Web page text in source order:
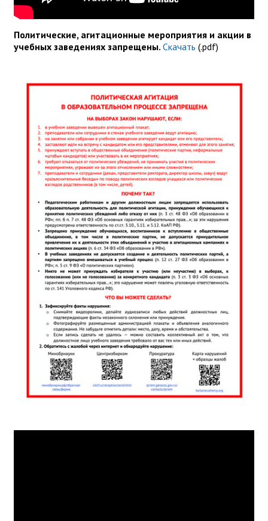
Политические, агитационные мероприятия и акции в
учебных заведениях запрещены. Скачать (.pdf)